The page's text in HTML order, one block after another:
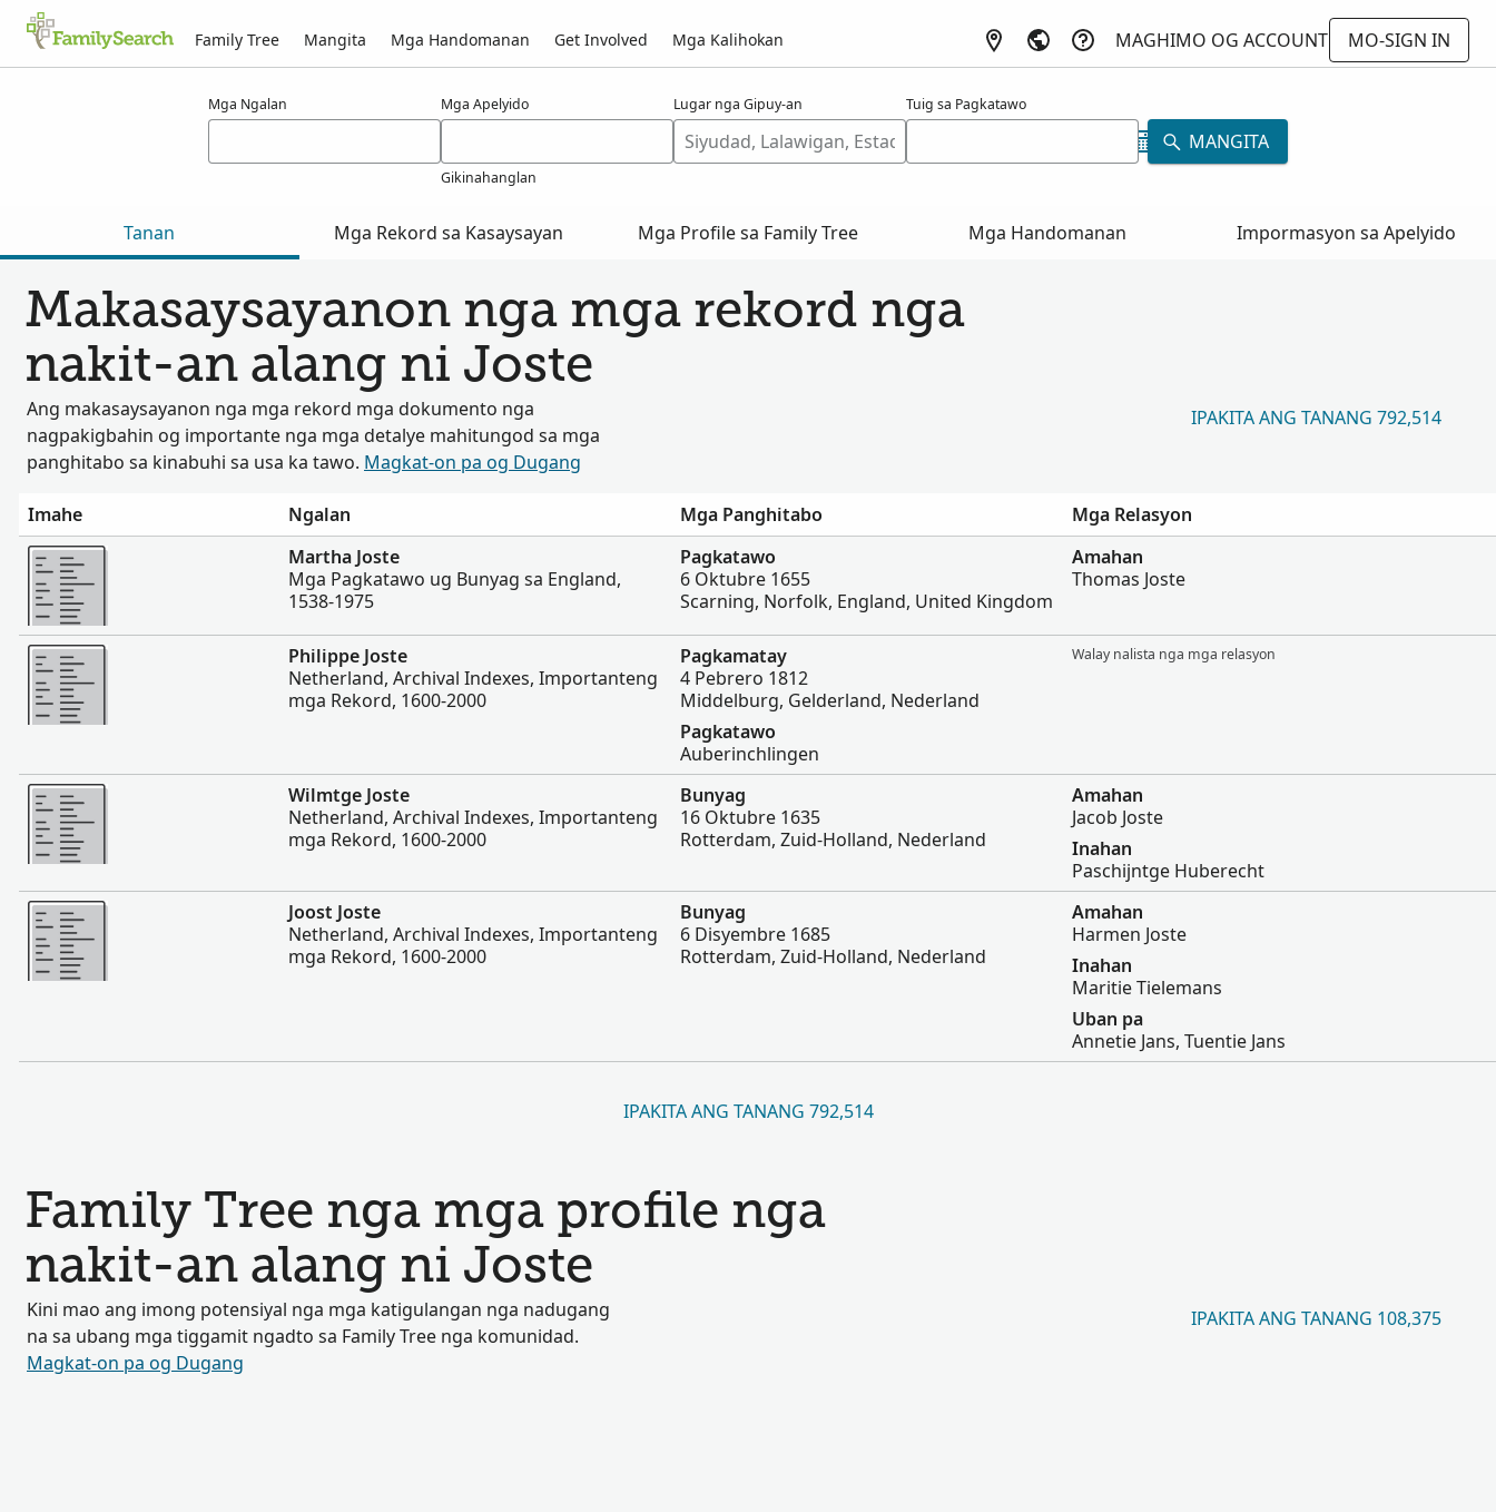
Family Tree Mangita Mga Handomanan Get Involved Mga Kalihokan MAGHIMO OG ACCOUNT
MO-SIGN IN
Mga Ngalan Mga Apelyido
Gikinahanglan
Lugar nga Gipuy-an Tuig sa Pagkatawo
MANGITA
Tanan Mga Rekord sa Kasaysayan Mga Profile sa Family Tree Mga Handomanan Impormasyon sa Apelyido
Makasaysayanon nga mga rekord nga
nakit-an alang ni Joste
Ang makasaysayanon nga mga rekord mga dokumento nga
nagpakigbahin og importante nga mga detalye mahitungod sa mga
panghitabo sa kinabuhi sa usa ka tawo. Magkat-on pa og Dugang
IPAKITA ANG TANANG 792,514
Imahe Ngalan Mga Panghitabo
Mga Relasyon
Dugang pa
Martha Joste
Mga Pagkatawo ug Bunyag sa England,
1538-1975
Pagkatawo
6 Oktubre 1655
Scarning, Norfolk, England, United Kingdom
Amahan
Thomas Joste
Dugang pa
Philippe Joste
Netherland, Archival Indexes, Importanteng
mga Rekord, 1600-2000
Pagkamatay
4 Pebrero 1812
Middelburg, Gelderland, Nederland
Pagkatawo
Auberinchlingen
Walay nalista nga mga relasyon
Dugang pa
Wilmtge Joste
Netherland, Archival Indexes, Importanteng
mga Rekord, 1600-2000
Bunyag
16 Oktubre 1635
Rotterdam, Zuid-Holland, Nederland
Amahan
Jacob Joste
Inahan
Paschijntge Huberecht
Dugang pa
Joost Joste
Netherland, Archival Indexes, Importanteng
mga Rekord, 1600-2000
Bunyag
6 Disyembre 1685
Rotterdam, Zuid-Holland, Nederland
Amahan
Harmen Joste
Inahan
Maritie Tielemans
Uban pa
Annetie Jans, Tuentie Jans
IPAKITA ANG TANANG 792,514
Family Tree nga mga profile nga
nakit-an alang ni Joste
Kini mao ang imong potensiyal nga mga katigulangan nga nadugang
na sa ubang mga tiggamit ngadto sa Family Tree nga komunidad.
Magkat-on pa og Dugang
IPAKITA ANG TANANG 108,375